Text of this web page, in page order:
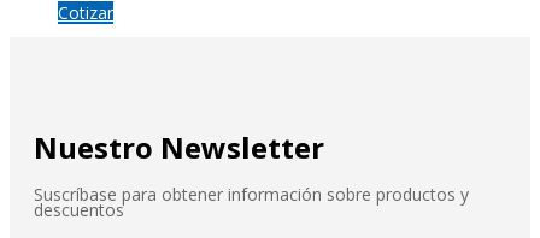
Cotizar
Nuestro Newsletter
Suscríbase para obtener información sobre productos y
descuentos